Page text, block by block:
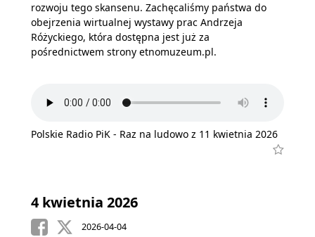
rozwoju tego skansenu. Zachęcaliśmy państwa do
obejrzenia wirtualnej wystawy prac Andrzeja
Różyckiego, która dostępna jest już za
pośrednictwem strony etnomuzeum.pl.
Polskie Radio PiK - Raz na ludowo z 11 kwietnia 2026
4 kwietnia 2026
2026-04-04